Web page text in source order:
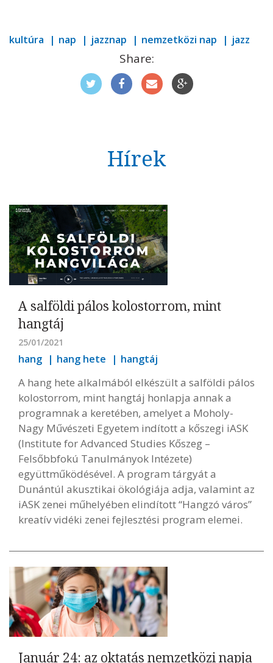
kultúra nap jazznap nemzetközi nap jazz
Share:
Hírek
A salföldi pálos kolostorrom, mint
hangtáj
25/01/2021
hang hang hete hangtáj
A hang hete alkalmából elkészült a salföldi pálos
kolostorrom, mint hangtáj honlapja annak a
programnak a keretében, amelyet a Moholy-
Nagy Művészeti Egyetem indított a kőszegi iASK
(Institute for Advanced Studies Kőszeg –
Felsőbbfokú Tanulmányok Intézete)
együttműködésével. A program tárgyát a
Dunántúl akusztikai ökológiája adja, valamint az
iASK zenei műhelyében elindított “Hangzó város”
kreatív vidéki zenei fejlesztési program elemei.
Január 24: az oktatás nemzetközi napja